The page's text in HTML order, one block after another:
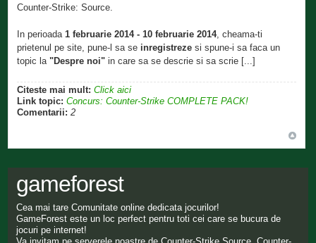
Counter-Strike: Source.
In perioada 1 februarie 2014 - 10 februarie 2014, cheama-ti
prietenul pe site, pune-l sa se inregistreze si spune-i sa faca un
topic la"Despre noi" in care sa se descrie si sa scrie [...]
Citeste mai mult: Click aici
Link topic: Concurs: Counter-Strike COMPLETE PACK!
Comentarii: 2
gameforest
Cea mai tare Comunitate online dedicata jocurilor!
GameForest este un loc perfect pentru toti cei care se bucura de
jocuri pe internet!